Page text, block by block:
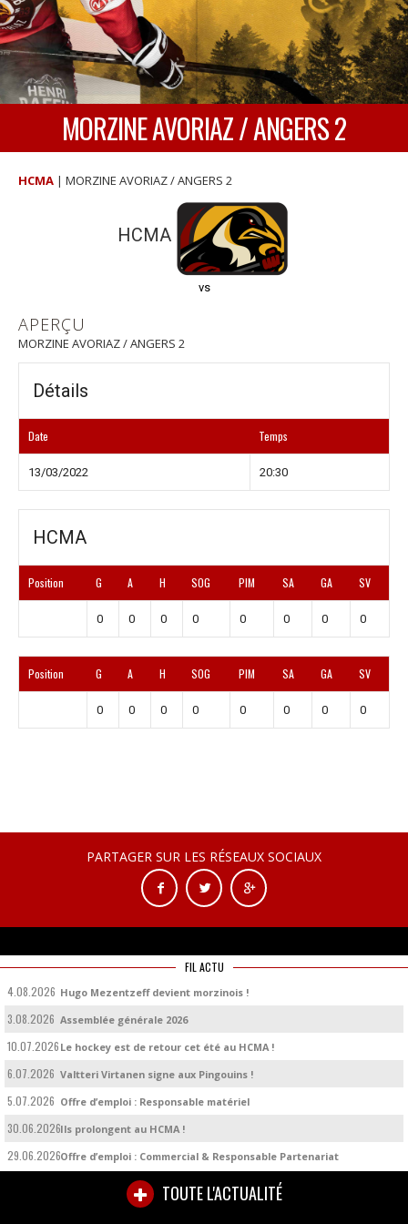
MORZINE AVORIAZ / ANGERS 2
HCMA | MORZINE AVORIAZ / ANGERS 2
HCMA
vs
APERÇU
MORZINE AVORIAZ / ANGERS 2
Détails
Date Temps
13/03/2022 20:30
HCMA
Position G A H SOG PIM SA GA SV
0 0 0 0 0 0 0 0
Position G A H SOG PIM SA GA SV
0 0 0 0 0 0 0 0
PARTAGER SUR LES RÉSEAUX SOCIAUX
FIL ACTU
4.08.2026 Hugo Mezentzeff devient morzinois !
3.08.2026 Assemblée générale 2026
10.07.2026 Le hockey est de retour cet été au HCMA !
6.07.2026 Valtteri Virtanen signe aux Pingouins !
5.07.2026 Offre d’emploi : Responsable matériel
30.06.2026Ils prolongent au HCMA !
29.06.2026Offre d’emploi : Commercial & Responsable Partenariat
TOUTE L'ACTUALITÉ